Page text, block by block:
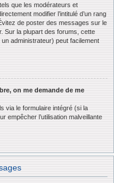
que les modérateurs et
modifier l’intitulé d’un rang
de poster des messages sur le
Sur la plupart des forums, cette
administrateur) peut facilement
on me demande de me
via le formulaire intégré (si la
empêcher l’utilisation malveillante